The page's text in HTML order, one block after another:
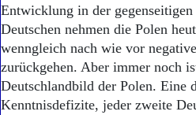
Entwicklung in der
Deutschen nehmen die Polen
wenngleich nach wie vor
zurückgehen. Aber immer noch
Deutschlandbild der Polen. Eine
Kenntnisdefizite, jeder zweite